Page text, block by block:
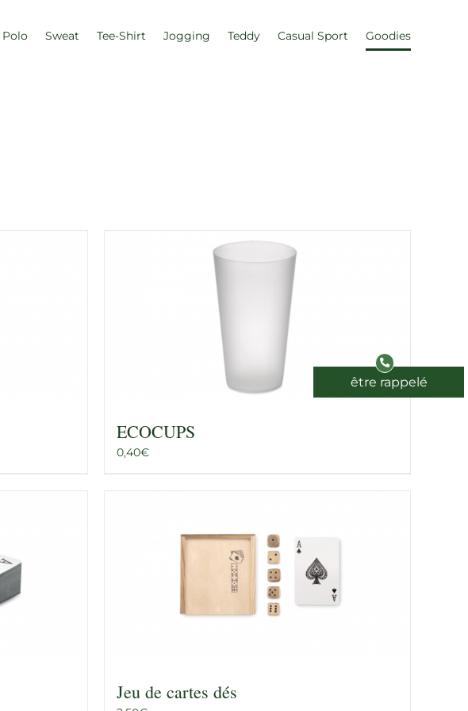
être rappelé
Polo Sweat Tee-Shirt Jogging Teddy Casual Sport Goodies
ECOCUPS
0,40€
Jeu de cartes dés